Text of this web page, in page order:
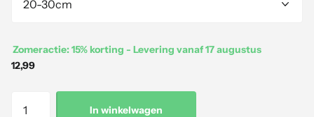
Zomeractie: 15% korting - Levering vanaf 17 augustus
12,99
In winkelwagen